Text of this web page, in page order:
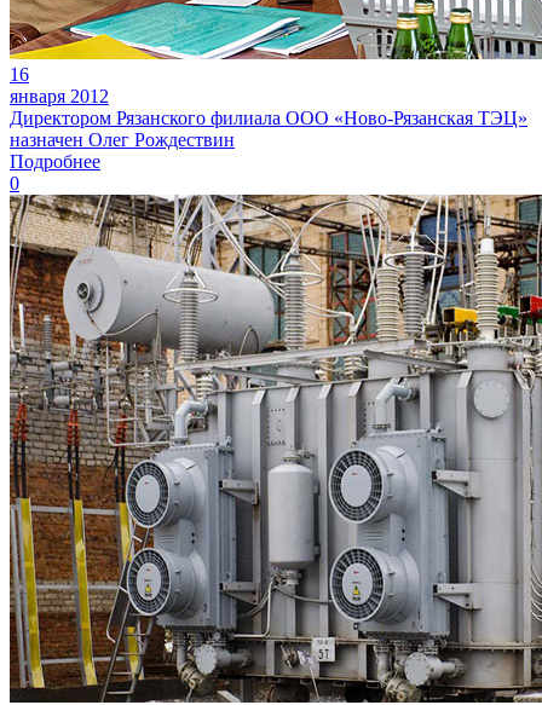
16
января 2012
Директором Рязанского филиала ООО «Ново-Рязанская ТЭЦ»
назначен Олег Рождествин
Подробнее
0